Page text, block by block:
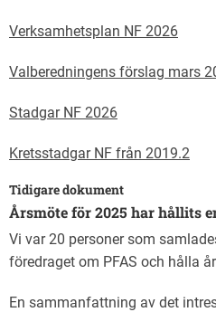
Verksamhetsplan NF 2026
Valberedningens förslag mars
Stadgar NF 2026
Kretsstadgar NF från 2019.2
Tidigare dokument
Årsmöte för 2025 har hållits
Vi var 20 personer som
föredraget om PFAS och hålla
En sammanfattning av det